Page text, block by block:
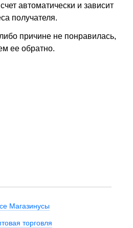
автоматически и зависит
получателя.
причине не понравилась,
ее обратно.
Магазинусы
торговля